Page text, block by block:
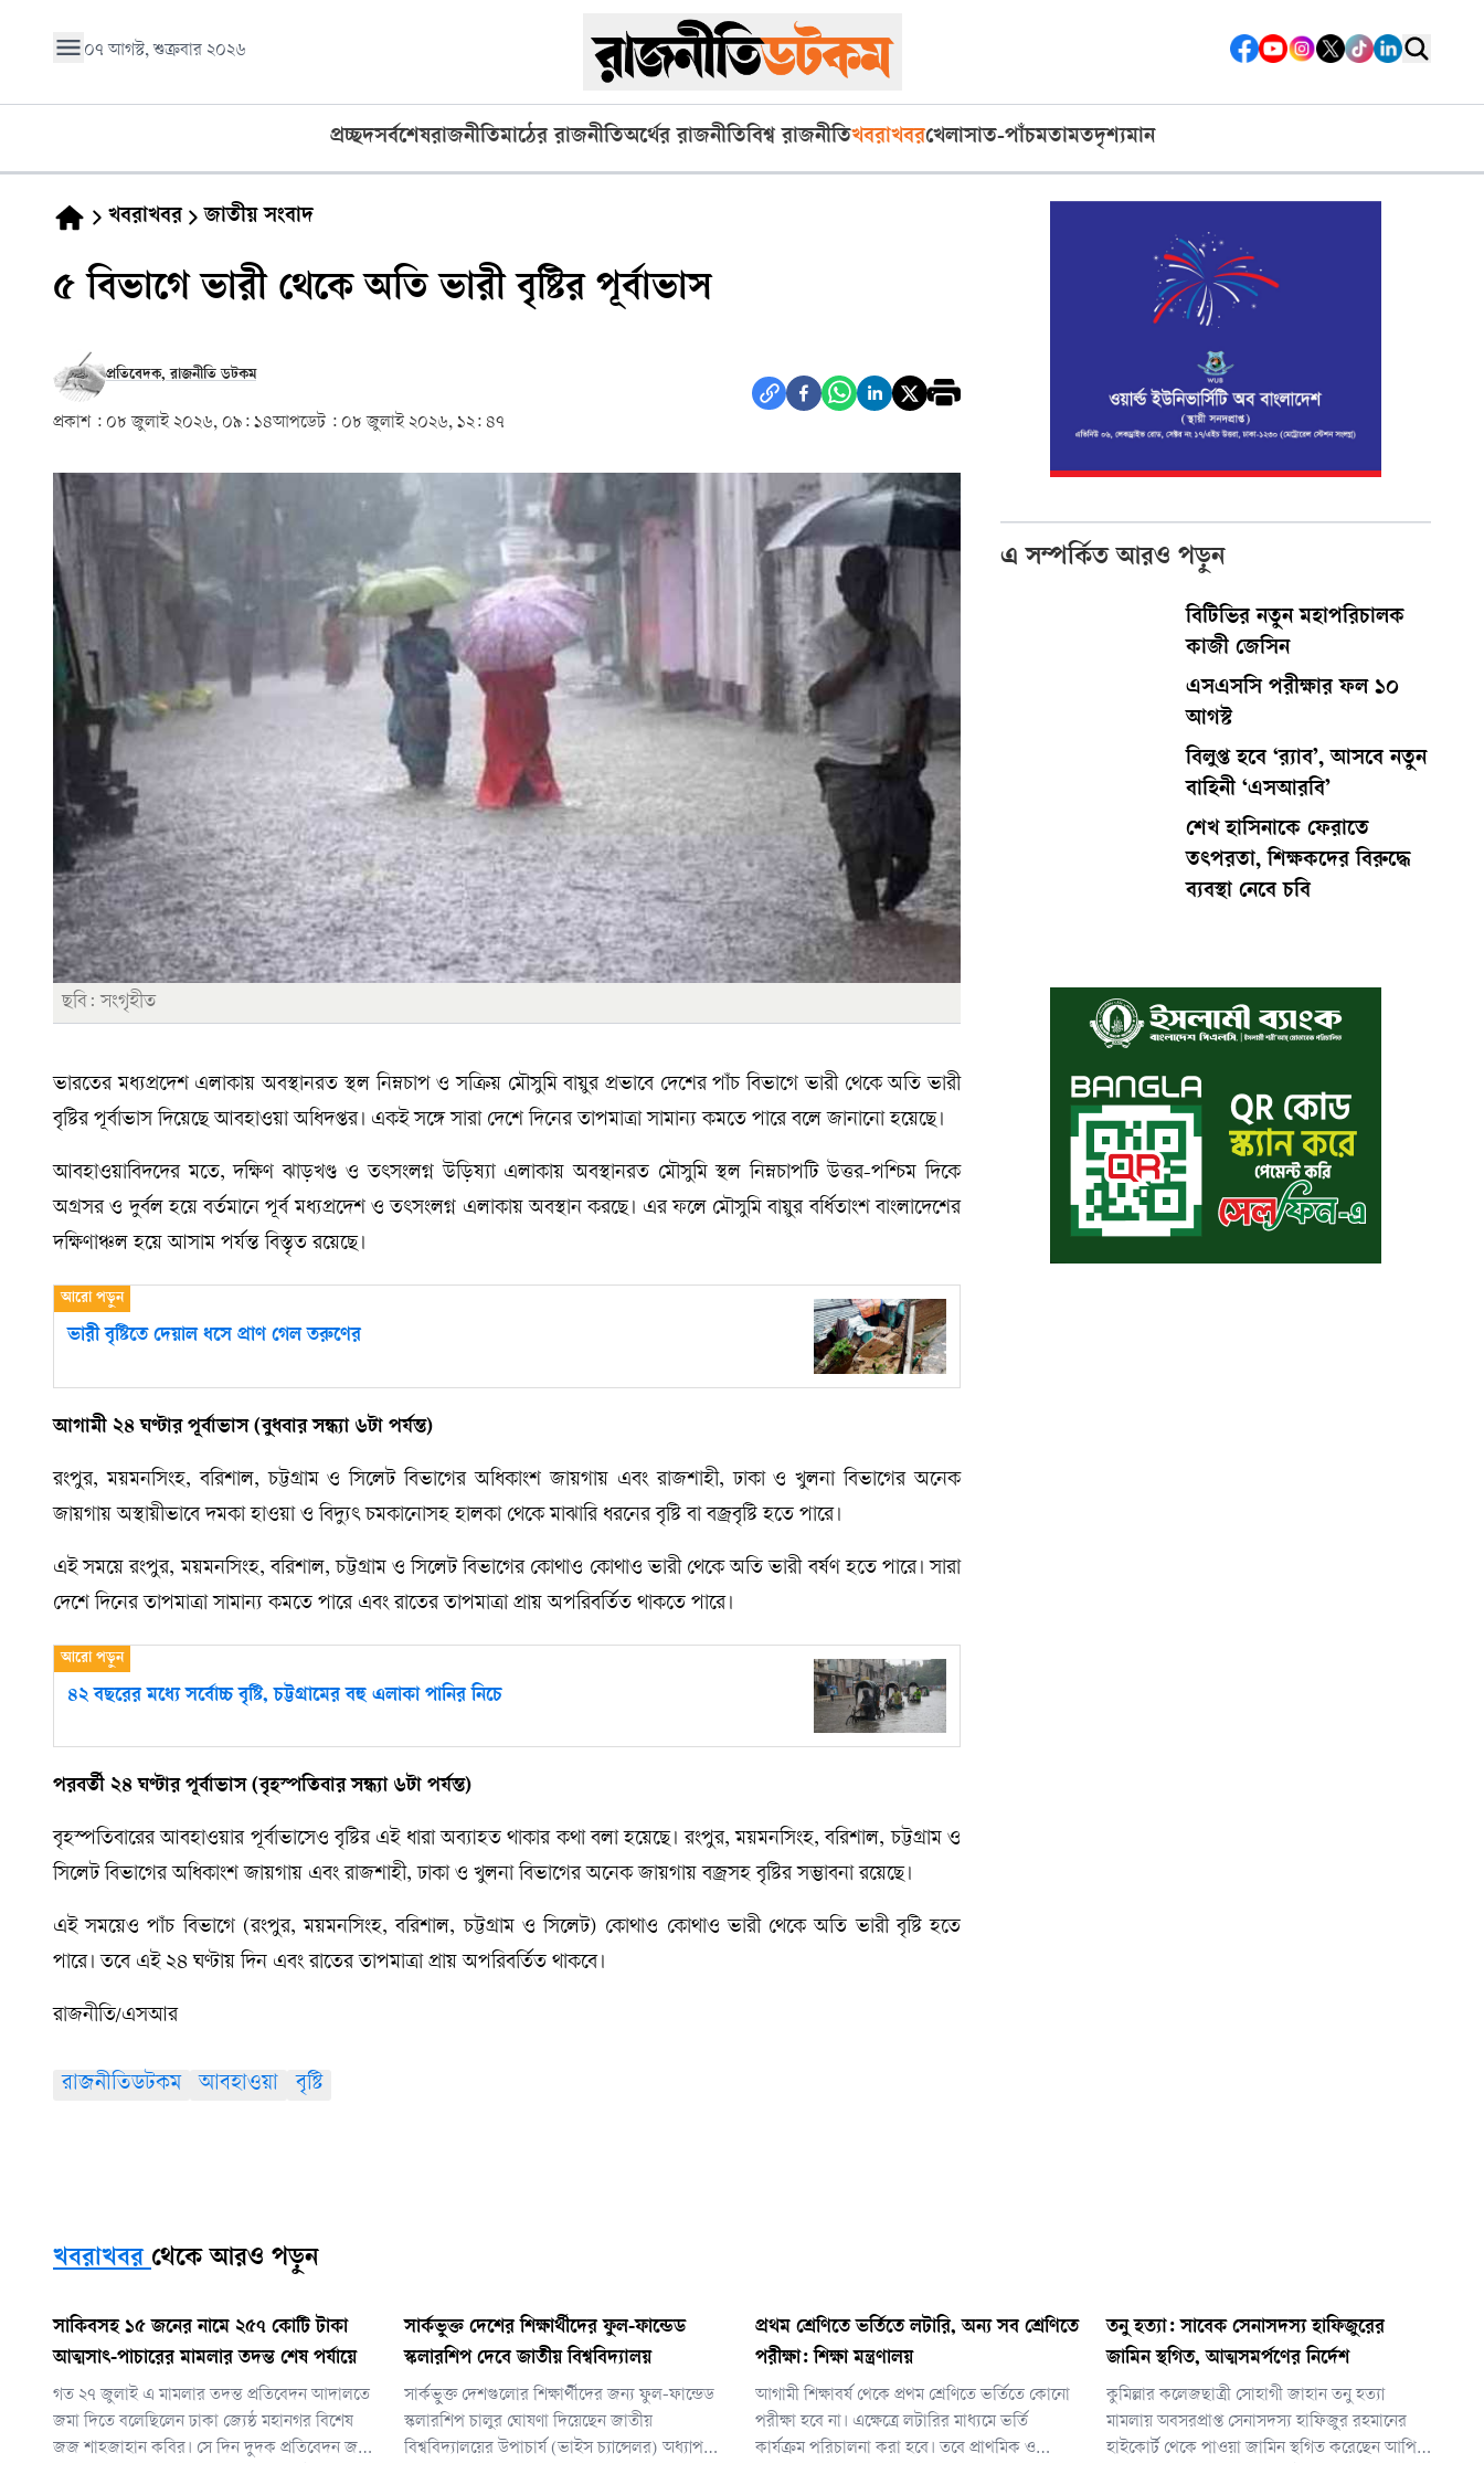
০৭ আগস্ট, শুক্রবার ২০২৬
প্রচ্ছদসর্বশেষরাজনীতিমাঠের রাজনীতিঅর্থের রাজনীতিবিশ্ব রাজনীতিখবরাখবরখেলাসাত-পাঁচমতামতদৃশ্যমান
খবরাখবর জাতীয় সংবাদ
৫ বিভাগে ভারী থেকে অতি ভারী বৃষ্টির পূর্বাভাস
প্রতিবেদক, রাজনীতি ডটকম
প্রকাশ : ০৮ জুলাই ২০২৬, ০৯: ১৪আপডেট : ০৮ জুলাই ২০২৬, ১২: ৪৭
ছবি: সংগৃহীত
ভারতের মধ্যপ্রদেশ এলাকায় অবস্থানরত স্থল নিম্নচাপ ও সক্রিয় মৌসুমি বায়ুর প্রভাবে দেশের পাঁচ বিভাগে ভারী থেকে অতি ভারী
বৃষ্টির পূর্বাভাস দিয়েছে আবহাওয়া অধিদপ্তর। একই সঙ্গে সারা দেশে দিনের তাপমাত্রা সামান্য কমতে পারে বলে জানানো হয়েছে।
আবহাওয়াবিদদের মতে, দক্ষিণ ঝাড়খণ্ড ও তৎসংলগ্ন উড়িষ্যা এলাকায় অবস্থানরত মৌসুমি স্থল নিম্নচাপটি উত্তর-পশ্চিম দিকে
অগ্রসর ও দুর্বল হয়ে বর্তমানে পূর্ব মধ্যপ্রদেশ ও তৎসংলগ্ন এলাকায় অবস্থান করছে। এর ফলে মৌসুমি বায়ুর বর্ধিতাংশ বাংলাদেশের
দক্ষিণাঞ্চল হয়ে আসাম পর্যন্ত বিস্তৃত রয়েছে।
ভারী বৃষ্টিতে দেয়াল ধসে প্রাণ গেল তরুণের
আগামী ২৪ ঘণ্টার পূর্বাভাস (বুধবার সন্ধ্যা ৬টা পর্যন্ত)
রংপুর, ময়মনসিংহ, বরিশাল, চট্টগ্রাম ও সিলেট বিভাগের অধিকাংশ জায়গায় এবং রাজশাহী, ঢাকা ও খুলনা বিভাগের অনেক
জায়গায় অস্থায়ীভাবে দমকা হাওয়া ও বিদ্যুৎ চমকানোসহ হালকা থেকে মাঝারি ধরনের বৃষ্টি বা বজ্রবৃষ্টি হতে পারে।
এই সময়ে রংপুর, ময়মনসিংহ, বরিশাল, চট্টগ্রাম ও সিলেট বিভাগের কোথাও কোথাও ভারী থেকে অতি ভারী বর্ষণ হতে পারে। সারা
দেশে দিনের তাপমাত্রা সামান্য কমতে পারে এবং রাতের তাপমাত্রা প্রায় অপরিবর্তিত থাকতে পারে।
৪২ বছরের মধ্যে সর্বোচ্চ বৃষ্টি, চট্টগ্রামের বহু এলাকা পানির নিচে
পরবর্তী ২৪ ঘণ্টার পূর্বাভাস (বৃহস্পতিবার সন্ধ্যা ৬টা পর্যন্ত)
বৃহস্পতিবারের আবহাওয়ার পূর্বাভাসেও বৃষ্টির এই ধারা অব্যাহত থাকার কথা বলা হয়েছে। রংপুর, ময়মনসিংহ, বরিশাল, চট্টগ্রাম ও
সিলেট বিভাগের অধিকাংশ জায়গায় এবং রাজশাহী, ঢাকা ও খুলনা বিভাগের অনেক জায়গায় বজ্রসহ বৃষ্টির সম্ভাবনা রয়েছে।
এই সময়েও পাঁচ বিভাগে (রংপুর, ময়মনসিংহ, বরিশাল, চট্টগ্রাম ও সিলেট) কোথাও কোথাও ভারী থেকে অতি ভারী বৃষ্টি হতে
পারে। তবে এই ২৪ ঘণ্টায় দিন এবং রাতের তাপমাত্রা প্রায় অপরিবর্তিত থাকবে।
রাজনীতি/এসআর
রাজনীতিডটকম আবহাওয়া বৃষ্টি
এ সম্পর্কিত আরও পড়ুন
বিটিভির নতুন মহাপরিচালক
কাজী জেসিন
এসএসসি পরীক্ষার ফল ১০
আগস্ট
বিলুপ্ত হবে ‘র‍্যাব’, আসবে নতুন
বাহিনী ‘এসআরবি’
শেখ হাসিনাকে ফেরাতে
তৎপরতা, শিক্ষকদের বিরুদ্ধে
ব্যবস্থা নেবে চবি
খবরাখবর থেকে আরও পড়ুন
সাকিবসহ ১৫ জনের নামে ২৫৭ কোটি টাকা
আত্মসাৎ-পাচারের মামলার তদন্ত শেষ পর্যায়ে
গত ২৭ জুলাই এ মামলার তদন্ত প্রতিবেদন আদালতে
জমা দিতে বলেছিলেন ঢাকা জ্যেষ্ঠ মহানগর বিশেষ
জজ শাহজাহান কবির। সে দিন দুদক প্রতিবেদন জমা
সার্কভুক্ত দেশের শিক্ষার্থীদের ফুল-ফান্ডেড
স্কলারশিপ দেবে জাতীয় বিশ্ববিদ্যালয়
সার্কভুক্ত দেশগুলোর শিক্ষার্থীদের জন্য ফুল-ফান্ডেড
স্কলারশিপ চালুর ঘোষণা দিয়েছেন জাতীয়
বিশ্ববিদ্যালয়ের উপাচার্য (ভাইস চ্যান্সেলর) অধ্যাপক
প্রথম শ্রেণিতে ভর্তিতে লটারি, অন্য সব শ্রেণিতে
পরীক্ষা: শিক্ষা মন্ত্রণালয়
আগামী শিক্ষাবর্ষ থেকে প্রথম শ্রেণিতে ভর্তিতে কোনো
পরীক্ষা হবে না। এক্ষেত্রে লটারির মাধ্যমে ভর্তি
কার্যক্রম পরিচালনা করা হবে। তবে প্রাথমিক ও
তনু হত্যা: সাবেক সেনাসদস্য হাফিজুরের
জামিন স্থগিত, আত্মসমর্পণের নির্দেশ
কুমিল্লার কলেজছাত্রী সোহাগী জাহান তনু হত্যা
মামলায় অবসরপ্রাপ্ত সেনাসদস্য হাফিজুর রহমানের
হাইকোর্ট থেকে পাওয়া জামিন স্থগিত করেছেন আপিল